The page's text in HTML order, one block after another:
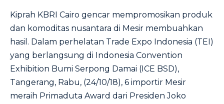
Kiprah KBRI Cairo gencar mempromosikan produk
dan komoditas nusantara di Mesir membuahkan
hasil. Dalam perhelatan Trade Expo Indonesia (TEI)
yang berlangsung di Indonesia Convention
Exhibition Bumi Serpong Damai (ICE BSD),
Tangerang, Rabu, (24/10/18), 6 importir Mesir
meraih Primaduta Award dari Presiden Joko